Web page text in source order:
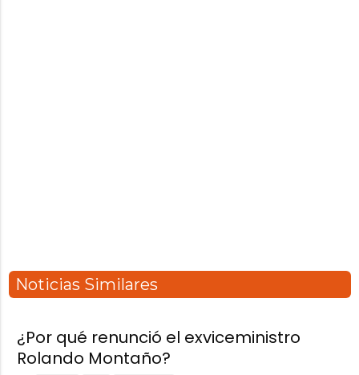
Noticias Similares
¿Por qué renunció el exviceministro
Rolando Montaño?